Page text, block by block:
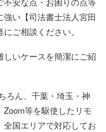
い【司法書士法人宮田
ご相談ください。
いケースを簡潔にご紹
ろん、千葉・埼玉・神
等を駆使したリモ
国エリアで対応してお